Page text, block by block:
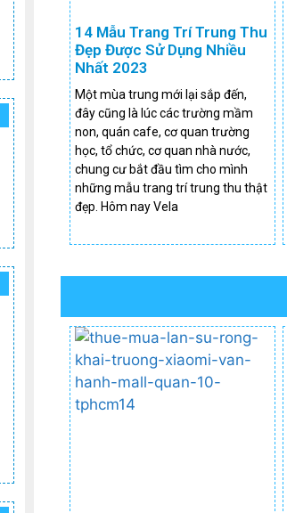
14 Mẫu Trang Trí Trung Thu
Đẹp Được Sử Dụng Nhiều
Nhất 2023
Một mùa trung mới lại sắp đến,
đây cũng là lúc các trường mầm
non, quán cafe, cơ quan trường
học, tổ chức, cơ quan nhà nước,
chung cư bắt đầu tìm cho mình
những mẫu trang trí trung thu thật
đẹp. Hôm nay Vela